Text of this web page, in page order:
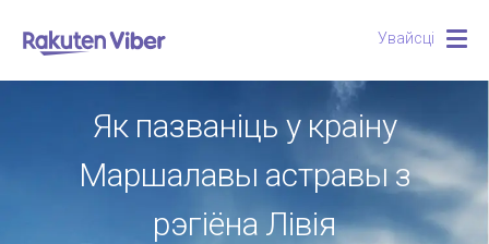
Увайсці
Як пазваніць у краіну
Маршалавы астравы з
рэгіёна Лівія